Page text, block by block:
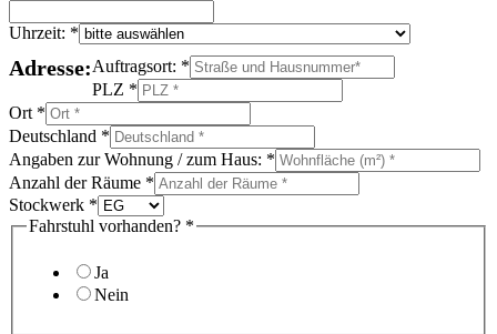
Farben entsorgen: Die Entsorgung von Farben und Lacken
erfordert besondere Vorsicht. Unsere Experten kümmern sich
darum, dass diese Materialien umweltfreundlich entsorgt
werden.
Uhrzeit: *
Adresse:Auftragsort: *
PLZ *
Ort *
Deutschland *
Angaben zur Wohnung / zum Haus: *
Anzahl der Räume *
Stockwerk *
Fahrstuhl vorhanden? *
Ja
Nein